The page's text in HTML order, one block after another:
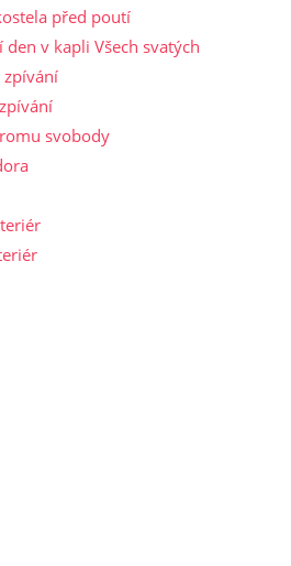
před poutí
v kapli Všech svatých
zpívání
svobody